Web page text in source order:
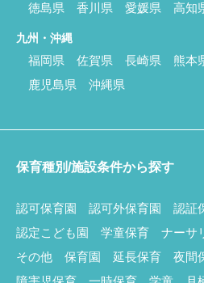
徳島県 香川県 愛媛県 高知
九州・沖縄
福岡県 佐賀県 長崎県 熊本
鹿児島県
沖縄県
保育種別/施設条件から探す
認可保育園 認可外保育園 認証
認定こども園
学童保育 ナーサ
その他
保育園 延長保育 夜間